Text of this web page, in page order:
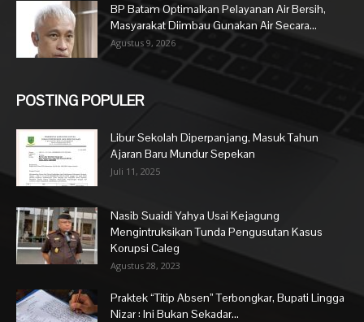
BP Batam Optimalkan Pelayanan Air Bersih,
Masyarakat Diimbau Gunakan Air Secara...
Agustus 9, 2026
POSTING POPULER
Libur Sekolah Diperpanjang, Masuk Tahun
Ajaran Baru Mundur Sepekan
Juli 11, 2025
Nasib Suaidi Yahya Usai Kejagung
Mengintruksikan Tunda Pengusutan Kasus
Korupsi Caleg
Agustus 28, 2023
Praktek “Titip Absen” Terbongkar, Bupati Lingga
Nizar : Ini Bukan Sekadar...